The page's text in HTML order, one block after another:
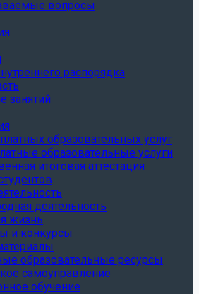
вопросы
распорядка
занятий
образовательных услуг
образовательные услуги
итоговая аттестация
деятельность
жизнь
и конкурсы
образовательные ресурсы
самоуправление
обучение